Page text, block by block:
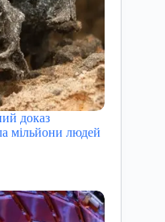
доказ
мільйони людей